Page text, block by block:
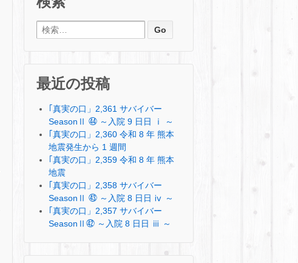
検索:
最近の投稿
｢真実の口」2,361 サバイバー
SeasonⅡ ㊹ ～入院 9 日日 ⅰ ～
｢真実の口」2,360 令和 8 年 熊本
地震発生から 1 週間
｢真実の口」2,359 令和 8 年 熊本
地震
｢真実の口」2,358 サバイバー
SeasonⅡ ㊸ ～入院 8 日日 ⅳ ～
｢真実の口」2,357 サバイバー
SeasonⅡ㊷ ～入院 8 日日 ⅲ ～